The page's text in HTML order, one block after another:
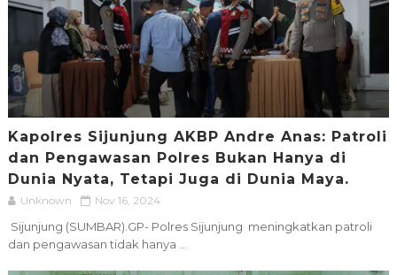
Kapolres Sijunjung AKBP Andre Anas: Patroli
dan Pengawasan Polres Bukan Hanya di
Dunia Nyata, Tetapi Juga di Dunia Maya.
Unknown Nov 16, 2024
Sijunjung (SUMBAR).GP- Polres Sijunjung meningkatkan patroli
dan pengawasan tidak hanya ...